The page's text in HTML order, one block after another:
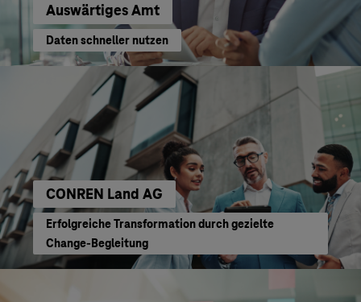
Auswärtiges Amt
Daten schneller nutzen
CONREN Land AG
Erfolgreiche Transformation durch gezielte
Change-Begleitung